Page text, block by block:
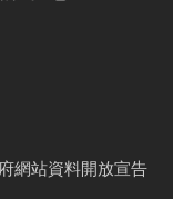
網站資料開放宣告